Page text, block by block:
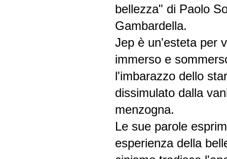
bellezza" di Paolo
Gambardella.
Jep è un'esteta per
immerso e
l'imbarazzo dello
dissimulato dalla
menzogna.
Le sue parole
esperienza della